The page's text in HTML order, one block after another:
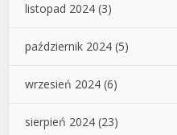
listopad 2024 (3)
październik 2024 (5)
wrzesień 2024 (6)
sierpień 2024 (23)